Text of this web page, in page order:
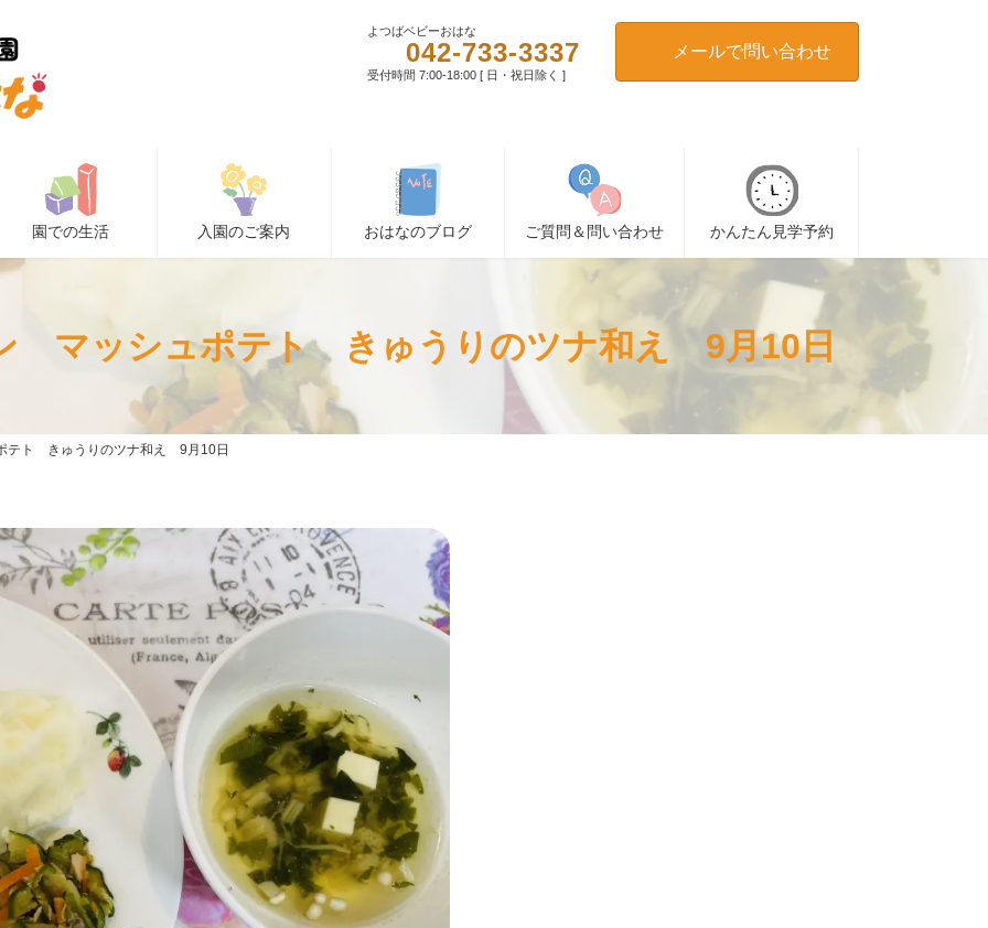
よつばベビーおはな
042-733-3337
受付時間 7:00-18:00 [ 日・祝日除く ]
メールで問い合わせ
園での生活 入園のご案内 おはなのブログ ご質問＆問い合わせ かんたん見学予約
マッシュポテト きゅうりのツナ和え 9月10日
テト きゅうりのツナ和え 9月10日